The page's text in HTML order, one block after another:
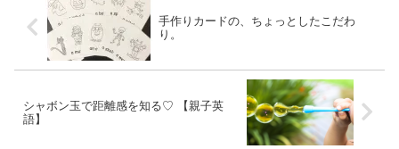
手作りカードの、ちょっとしたこだわ
り。
シャボン玉で距離感を知る♡ 【親子英
語】